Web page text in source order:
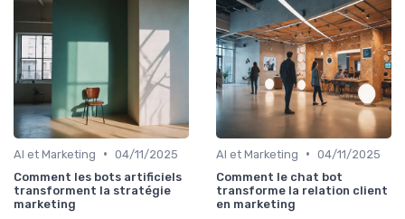
AI et Marketing • 04/11/2025
Comment les bots artificiels
transforment la stratégie
marketing
AI et Marketing • 04/11/2025
Comment le chat bot
transforme la relation client
en marketing